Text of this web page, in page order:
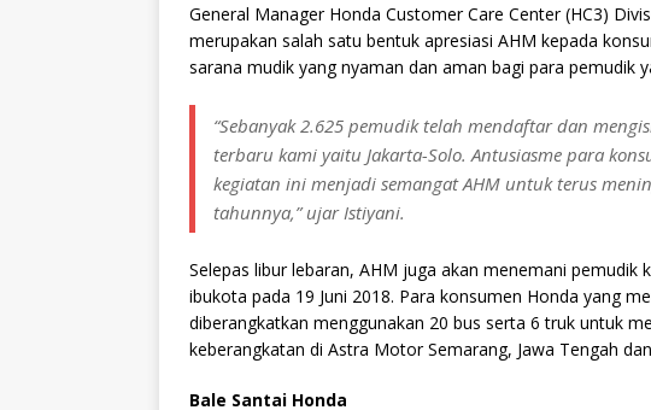
General Manager Honda Customer Care Center (HC3)
merupakan salah satu bentuk apresiasi AHM kepada
sarana mudik yang nyaman dan aman bagi para pemudik
“Sebanyak 2.625 pemudik telah mendaftar dan
terbaru kami yaitu Jakarta-Solo. Antusiasme para
kegiatan ini menjadi semangat AHM untuk terus
tahunnya,” ujar Istiyani.
Selepas libur lebaran, AHM juga akan menemani pemudik
ibukota pada 19 Juni 2018. Para konsumen Honda yang
diberangkatkan menggunakan 20 bus serta 6 truk untuk
keberangkatan di Astra Motor Semarang, Jawa Tengah
Bale Santai Honda